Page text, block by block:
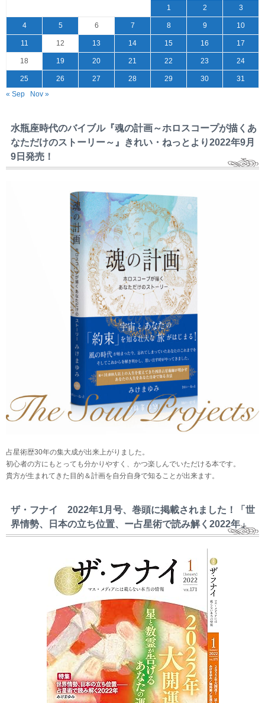
1
2 3
4 5 6 7 8 9 10
11 12 13 14 15 16 17
18 19 20 21 22 23 24
25 26 27 28 29 30
31
« Sep
Nov »
水瓶座時代のバイブル『魂の計画～ホロスコープが描くあ
なただけのストーリー～』きれい・ねっとより2022年9月
9日発売！
占星術歴30年の集大成が出来上がりました。
初心者の方にもとっても分かりやすく、かつ楽しんでいただける本です。
貴方が生まれてきた目的＆計画を自分自身で知ることが出来ます。
ザ・フナイ 2022年1月号、巻頭に掲載されました！「世
界情勢、日本の立ち位置、ー占星術で読み解く2022年」